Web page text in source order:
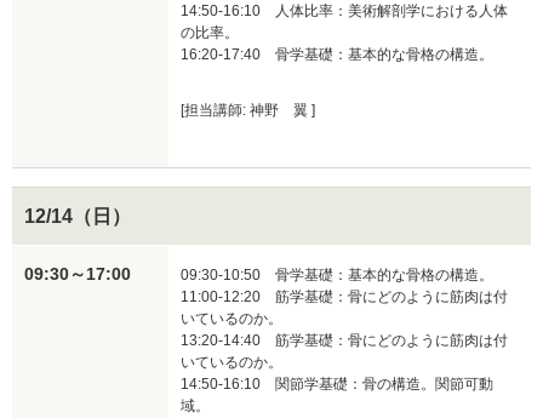
14:50-16:10　人体比率：美術解剖学における人体
の比率。
16:20-17:40　骨学基礎：基本的な骨格の構造。
[担当講師: 神野 翼 ]
12/14（日）
09:30～17:00
09:30-10:50　骨学基礎：基本的な骨格の構造。
11:00-12:20　筋学基礎：骨にどのように筋肉は付
いているのか。
13:20-14:40　筋学基礎：骨にどのように筋肉は付
いているのか。
14:50-16:10　関節学基礎：骨の構造。関節可動
域。